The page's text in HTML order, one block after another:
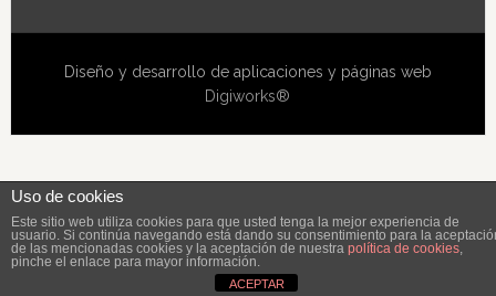
Diseño y desarrollo de aplicaciones y páginas web
Digiworks®
Uso de cookies
Este sitio web utiliza cookies para que usted tenga la mejor experiencia de
usuario. Si continúa navegando está dando su consentimiento para la
de las mencionadas cookies y la aceptación de nuestra política de cookies,
pinche el enlace para mayor información.
ACEPTAR